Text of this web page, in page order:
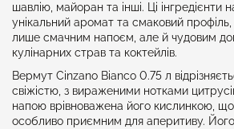
шавлію, майоран та інші. Ці інгредієнти
унікальний аромат та смаковий
лише смачним напоєм, але й чудовим
кулінарних страв та коктейлів.
Вермут Cinzano Bianco 0.75 л
свіжістю, з вираженими нотками
напою врівноважена його кислинкою,
особливо приємним для аперитиву.